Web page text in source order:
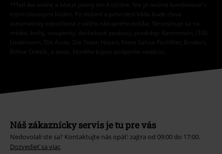
*Platí iba online a kód je platný len 4 týždne. Nie je možné kombinovať s
inými zľavovými kódmi. Po vložení a potvrdení kódu bude zľava
automaticky odpočítaná z vášho nákupného košíka. Nevzťahuje sa na
médiá, knihy, vstupenky, darčekové poukazy, produkty: Rammstein, (Till)
Lindemann, Die Ärzte, Die Toten Hosen, Feine Sahne Fischfilet, Broilers,
Böhse Onkelz, a tovar, ktorého kúpou podporíte nadáciu.
Náš zákaznícky servis je tu pre vás
Nedovolali ste sa? Kontaktujte nás opäť: zajtra od 09:00 do 17:00.
Dozvedieť sa viac